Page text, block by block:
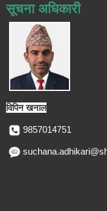
सूचना अधिकारी
विपिन खनाल
9857014751